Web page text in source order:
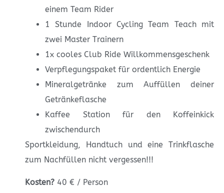
einem Team Rider
1 Stunde Indoor Cycling Team Teach mit
zwei Master Trainern
1x cooles Club Ride Willkommensgeschenk
Verpflegungspaket für ordentlich Energie
Mineralgetränke zum Auffüllen deiner
Getränkeflasche
Kaffee Station für den Koffeinkick
zwischendurch
Sportkleidung, Handtuch und eine Trinkflasche
zum Nachfüllen nicht vergessen!!!
Kosten? 40 € / Person